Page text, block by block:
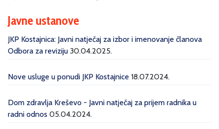
Javne ustanove
JKP Kostajnica: Javni natječaj za izbor i imenovanje članova
Odbora za reviziju 30.04.2025.
Nove usluge u ponudi JKP Kostajnice 18.07.2024.
Dom zdravlja Kreševo - Javni natječaj za prijem radnika u
radni odnos 05.04.2024.